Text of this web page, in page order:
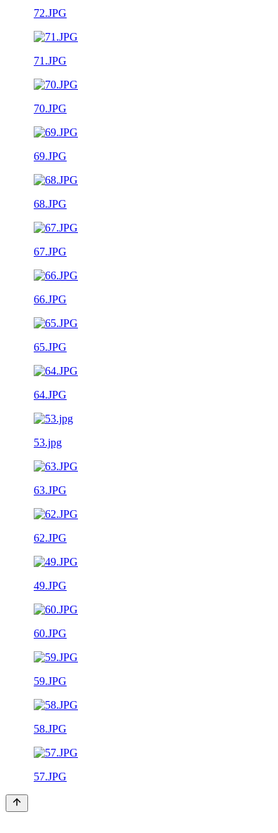
72.JPG
71.JPG
70.JPG
69.JPG
68.JPG
67.JPG
66.JPG
65.JPG
64.JPG
53.jpg
63.JPG
62.JPG
49.JPG
60.JPG
59.JPG
58.JPG
57.JPG